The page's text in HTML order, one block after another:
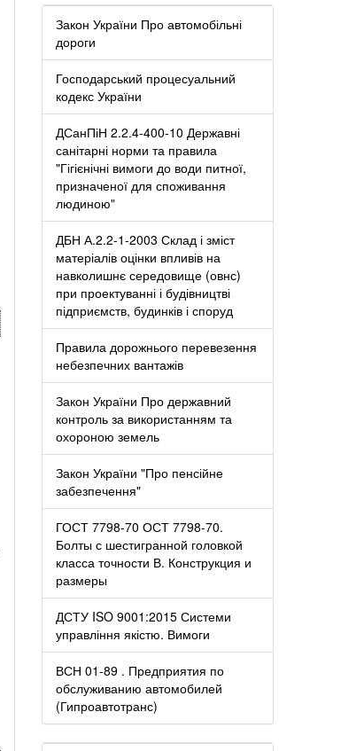
Закон України Про автомобільні
дороги
Господарський процесуальний
кодекс України
ДСанПіН 2.2.4-400-10 Державні
санітарні норми та правила
"Гігієнічні вимоги до води питної,
призначеної для споживання
людиною"
ДБН А.2.2-1-2003 Склад і зміст
матеріалів оцінки впливів на
навколишнє середовище (овнс)
при проектуванні і будівництві
підприємств, будинків і споруд
Правила дорожнього перевезення
небезпечних вантажів
Закон України Про державний
контроль за використанням та
охороною земель
Закон України "Про пенсійне
забезпечення"
ГОСТ 7798-70 ОСТ 7798-70.
Болты с шестигранной головкой
класса точности В. Конструкция и
размеры
ДСТУ ISO 9001:2015 Системи
управління якістю. Вимоги
ВСН 01-89 . Предприятия по
обслуживанию автомобилей
(Гипроавтотранс)